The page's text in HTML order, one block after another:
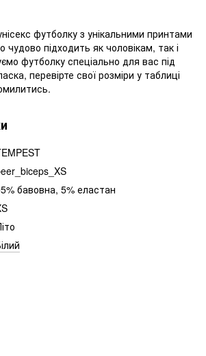
футболку з унікальними принтами
підходить як чоловікам, так і
футболку спеціально для вас під
перевірте свої розміри у таблиці
бавовна, 5% еластан